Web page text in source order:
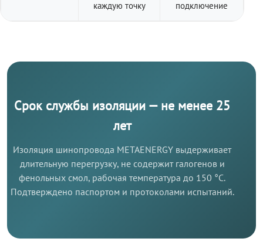
каждую точку
подключение
Срок службы изоляции — не менее 25
лет
Изоляция шинопровода METAENERGY выдерживает
длительную перегрузку, не содержит галогенов и
фенольных смол, рабочая температура до 150 °C.
Подтверждено паспортом и протоколами испытаний.